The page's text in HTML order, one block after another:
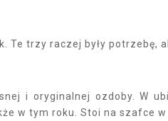
Te trzy raczej były potrzebę,
i oryginalnej ozdoby. W
w tym roku. Stoi na szafce w